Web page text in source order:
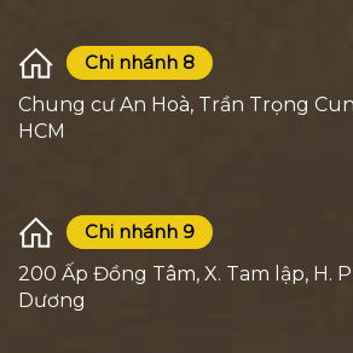
Chi nhánh 8
Chung cư An Hoà, Trần Trọng
HCM
Chi nhánh 9
200 Ấp Đồng Tâm, X. Tam lập, H.
Dương